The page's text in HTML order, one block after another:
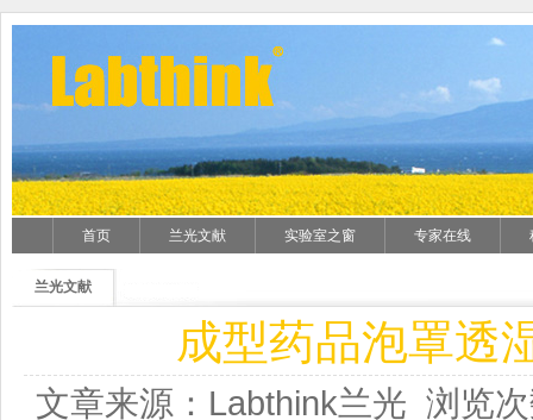
首页 兰光文献 实验室之窗 专家在线
兰光文献
成型药品泡罩透
文章来源：Labthink兰光 浏览